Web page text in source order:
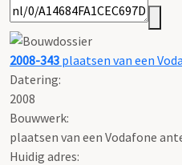
2008-343 plaatsen van een
Datering:
2008
Bouwwerk:
plaatsen van een Vodafone
Huidig adres: